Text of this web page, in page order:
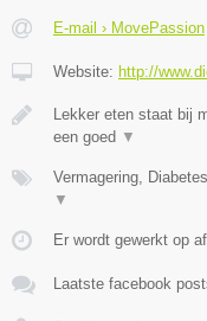
E-mail › MovePassion
Website: http://
Lekker eten staat bij
een goed ▼
Vermagering,
▼
Er wordt gewerkt op
Laatste facebook